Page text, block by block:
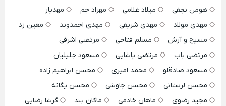
هومن نجفی
میلاد غلامی مهراد جم
مهدیار
مهدی مولاد
مهدی شریفی مهدی احمدوند
معین زد
مسیح و آرش
مسلم فتاحی
مرتضی اشرفی
مرتضی باب
مرتضی پاشایی
مسعود جلیلیان
مسعود صادقلو
محمد امیری
محسن ابراهیم زاده
محسن لرستانی
محسن چاوشی
محسن یگانه
مجید رضوی
ماهان خادمی ماکان بند گرشا رضایی